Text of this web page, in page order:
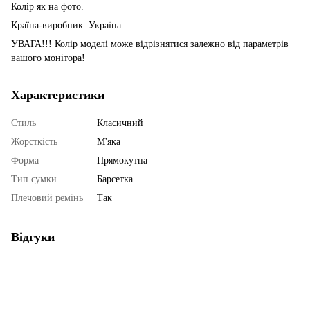
Колір як на фото.
Країна-виробник: Україна
УВАГА!!! Колір моделі може відрізнятися залежно від параметрів
вашого монітора!
Характеристики
Стиль
Класичний
Жорсткість
М'яка
Форма
Прямокутна
Тип сумки
Барсетка
Плечовий ремінь
Так
Відгуки